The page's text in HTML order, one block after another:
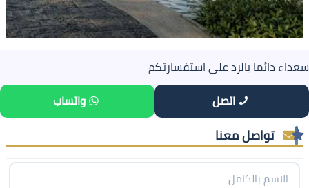
سعداء دائما بالرد على استفسارتكم
اتصل واتساب
تواصل معنا